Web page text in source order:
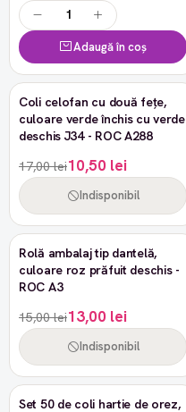
Adaugă în coș
-38%
Stoc epuizat
Coli celofan cu două fețe,
culoare verde închis cu verde
deschis J34 - ROC A288
17,00 lei10,50 lei
Indisponibil
-13%
Stoc epuizat
Rolă ambalaj tip dantelă,
culoare roz prăfuit deschis -
ROC A3
15,00 lei13,00 lei
Indisponibil
Set 50 de coli hartie de orez,